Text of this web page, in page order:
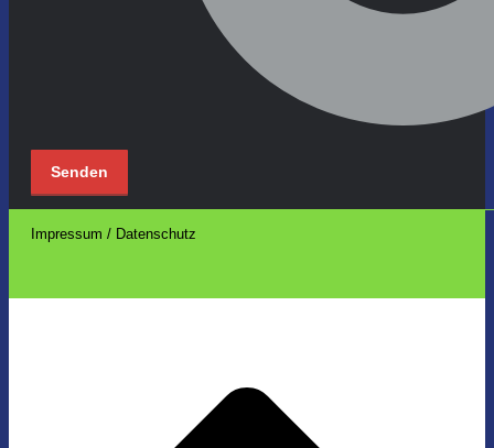
Impressum / Datenschutz